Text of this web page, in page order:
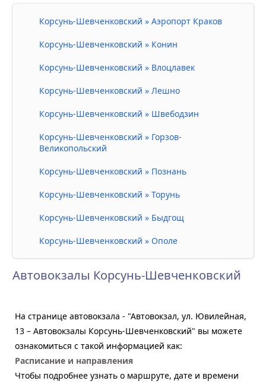
Корсунь-Шевченковский » Аэропорт Краков
Корсунь-Шевченковский » Конин
Корсунь-Шевченковский » Влоцлавек
Корсунь-Шевченковский » Лешно
Корсунь-Шевченковский » Швебодзин
Корсунь-Шевченковский » Горзов-
Великопольский
Корсунь-Шевченковский » Познань
Корсунь-Шевченковский » Торунь
Корсунь-Шевченковский » Быдгощ
Корсунь-Шевченковский » Ополе
Автовокзалы Корсунь-Шевченковский
На странице автовокзала - "Автовокзал, ул. Ювилейная,
13 – Автовокзалы Корсунь-Шевченковский" вы можете
ознакомиться с такой информацией как:
Расписание и направления
Чтобы подробнее узнать о маршруте, дате и времени